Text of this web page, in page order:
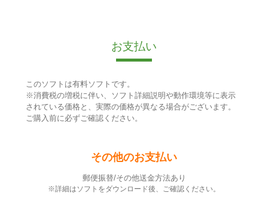
お支払い
このソフトは有料ソフトです。
※消費税の増税に伴い、ソフト詳細説明や動作環境等に表示
されている価格と、実際の価格が異なる場合がございます。
ご購入前に必ずご確認ください。
その他のお支払い
郵便振替/その他送金方法あり
※詳細はソフトをダウンロード後、ご確認ください。